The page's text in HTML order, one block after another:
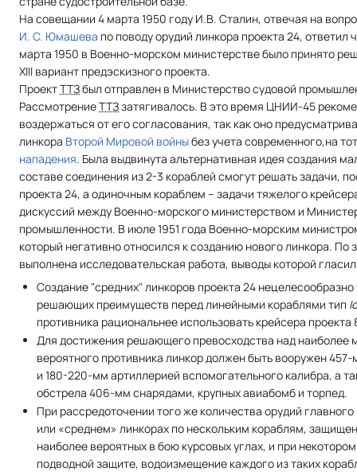
На совещании 4 марта 1950 году И.В. Сталин, отвечая на
И. С. Юмашева по поводу орудий линкора проекта 24,
марта 1950 в Военно-морском министерстве было принято
XIII вариант предэскизного проекта.
ПроектТТЗбыл отправлен в Министерство судовой
РассмотрениеТТЗзатягивалось. В это время ЦНИИ-45
воздержаться от его согласования, так как оно
линкора Второй Мировой войныбез учета современного,на
нападения. Была выдвинута альтернативная идея создания
составе соединения из 2-3 кораблей смогут решать задачи,
проекта 24, а одиночным кораблем – задачи тяжелого
дискуссий между Военно-морского министерством и
промышленности. В июле 1951 года Военно-морским
который негативно относился к созданию нового линкора. По
выполнена исследовательская работа, выводы которой
Создание "средних" линкоров проекта 24 нецелесообразно
решающих преимуществ перед линейными кораблями тип
противника рациональнее использовать крейсера проекта
Для достижения решающего превосходства над
вероятного противника линкор должен быть вооружен
и 180-220-мм артиллерией вспомогательного калибра, а
обстрела 406-мм снарядами, крупных авиабомб и торпед.
При рассредоточении того же количества орудий
или «среднем» линкорах по нескольким кораблям,
наиболее вероятных в бою курсовых углах, и при
подводной защите, водоизмещение каждого из таких